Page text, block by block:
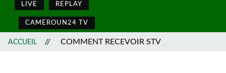
LIVE REPLAY
CAMEROUN24 TV
ACCUEIL // COMMENT RECEVOIR STV